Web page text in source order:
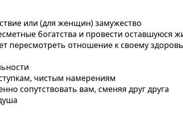
или (для женщин) замужество
богатства и провести оставшуюся
пересмотреть отношение к своему
чистым намерениям
сопутствовать вам, сменяя друг друга